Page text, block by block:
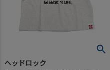
ヘッドロック